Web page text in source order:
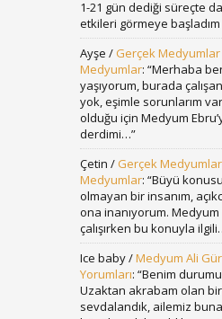
1-21 gün dediği süreçte
etkileri görmeye
Ayşe / Gerçek Medyumlar
Medyumlar: “Merhaba
yaşıyorum, burada
yok, eşimle sorunlarım
olduğu için Medyum
derdimi…”
Çetin / Gerçek Medyumlar
Medyumlar: “Büyü
olmayan bir insanım,
ona inanıyorum.
çalışırken bu konuyla
Ice baby/Medyum Ali
Yorumları: “Benim
Uzaktan akrabam olan
sevdalandık, ailemiz buna